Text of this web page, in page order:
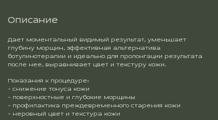
Описание
Дает моментальный видимый результат, уменьшает
глубину морщин, эффективная альтернатива
ботулинотерапии и идеально для пролонгации результата
после нее, выравнивает цвет и текстуру кожи.
Показания к процедуре:
- снижение тонуса кожи
- поверхностные и глубокие морщины
- профилактика преждевременного старения кожи
- неровный цвет и текстура кожи